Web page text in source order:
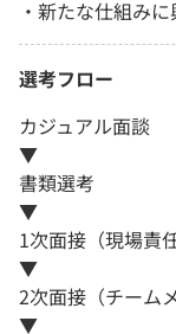
・新たな仕組み
選考フロー
カジュアル面談
▼
書類選考
▼
1次面接（現場責任
▼
2次面接（チーム
▼